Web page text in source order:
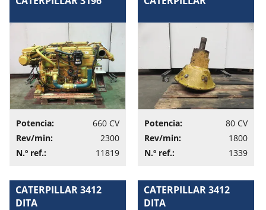
Potencia:
660 CV
Rev/min:
2300
N.º ref.:
11819
Potencia:
80 CV
Rev/min:
1800
N.º ref.:
1339
CATERPILLAR 3412
DITA
CATERPILLAR 3412
DITA